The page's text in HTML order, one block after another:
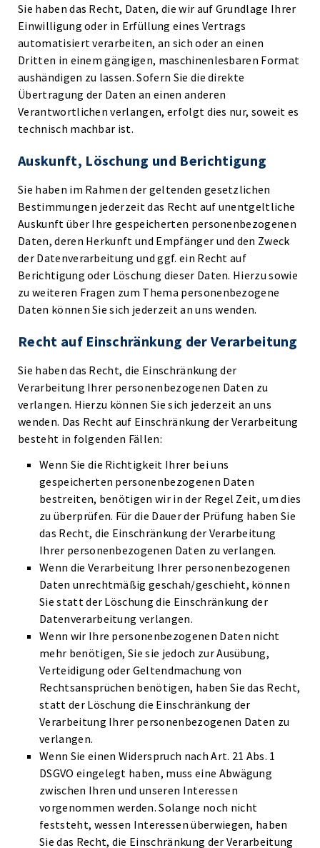
Sie haben das Recht, Daten, die wir auf Grundlage Ihrer
Einwilligung oder in Erfüllung eines Vertrags
automatisiert verarbeiten, an sich oder an einen
Dritten in einem gängigen, maschinenlesbaren Format
aushändigen zu lassen. Sofern Sie die direkte
Übertragung der Daten an einen anderen
Verantwortlichen verlangen, erfolgt dies nur, soweit es
technisch machbar ist.
Auskunft, Löschung und Berichtigung
Sie haben im Rahmen der geltenden gesetzlichen
Bestimmungen jederzeit das Recht auf unentgeltliche
Auskunft über Ihre gespeicherten personenbezogenen
Daten, deren Herkunft und Empfänger und den Zweck
der Datenverarbeitung und ggf. ein Recht auf
Berichtigung oder Löschung dieser Daten. Hierzu sowie
zu weiteren Fragen zum Thema personenbezogene
Daten können Sie sich jederzeit an uns wenden.
Recht auf Einschränkung der Verarbeitung
Sie haben das Recht, die Einschränkung der
Verarbeitung Ihrer personenbezogenen Daten zu
verlangen. Hierzu können Sie sich jederzeit an uns
wenden. Das Recht auf Einschränkung der Verarbeitung
besteht in folgenden Fällen:
Wenn Sie die Richtigkeit Ihrer bei uns
gespeicherten personenbezogenen Daten
bestreiten, benötigen wir in der Regel Zeit, um dies
zu überprüfen. Für die Dauer der Prüfung haben Sie
das Recht, die Einschränkung der Verarbeitung
Ihrer personenbezogenen Daten zu verlangen.
Wenn die Verarbeitung Ihrer personenbezogenen
Daten unrechtmäßig geschah/geschieht, können
Sie statt der Löschung die Einschränkung der
Datenverarbeitung verlangen.
Wenn wir Ihre personenbezogenen Daten nicht
mehr benötigen, Sie sie jedoch zur Ausübung,
Verteidigung oder Geltendmachung von
Rechtsansprüchen benötigen, haben Sie das Recht,
statt der Löschung die Einschränkung der
Verarbeitung Ihrer personenbezogenen Daten zu
verlangen.
Wenn Sie einen Widerspruch nach Art. 21 Abs. 1
DSGVO eingelegt haben, muss eine Abwägung
zwischen Ihren und unseren Interessen
vorgenommen werden. Solange noch nicht
feststeht, wessen Interessen überwiegen, haben
Sie das Recht, die Einschränkung der Verarbeitung